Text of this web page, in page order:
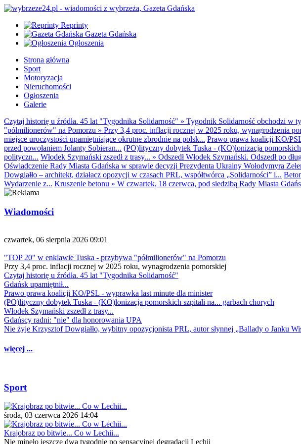
Reprinty
Gazeta Gdańska
Ogłoszenia
Strona główna
Sport
Motoryzacja
Nieruchomości
Ogłoszenia
Galerie
Czytaj historię u źródła. 45 lat "Tygodnika Solidarność" » Tygodnik Solidarność obchodzi w
"półmilionerów" na Pomorzu » Przy 3,4 proc. inflacji rocznej w 2025 roku, wynagrodzenia
miejsce uroczystości upamiętniające okrutne zbrodnie na polsk... Prawo prawa koalicji KO/
przed powołaniem Jolanty Sobieran... (PO)lityczny dobytek Tuska - (KO)lonizacja
polityczn... Włodek Szymański zszedł z trasy... » Odszedł Włodek Szymański. Odszedł po
Oświadczenie Rady Miasta Gdańska w sprawie decyzji Prezydenta Ukrainy Wołodymyra
Dowgiałło – architekt, działacz opozycji w czasach PRL, współtwórca „Solidarności” i...
Wydarzenie z... Kruszenie betonu » W czwartek, 18 czerwca, pod siedzibą Rady Miasta
Wiadomości
czwartek, 06 sierpnia 2026 09:01
"TOP 20" w enklawie Tuska - przybywa "półmilionerów" na Pomorzu
Przy 3,4 proc. inflacji rocznej w 2025 roku, wynagrodzenia pomorskiej
Czytaj historię u źródła. 45 lat "Tygodnika Solidarność"
Gdańsk upamiętnił...
Prawo prawa koalicji KO/PSL - wyprawka last minute dla minister
(PO)lityczny dobytek Tuska - (KO)lonizacja pomorskich szpitali na... garbach chorych
Włodek Szymański zszedł z trasy...
Gdańscy radni: "nie" dla honorowania UPA
Nie żyje Krzysztof Dowgiałło, wybitny opozycjonista PRL, autor słynnej „Ballady o Janku
więcej ...
Sport
środa, 03 czerwca 2026 14:04
Krajobraz po bitwie... Co w Lechii...
Nie minęło jeszcze dwa tygodnie po sensacyjnej degradacji Lechii